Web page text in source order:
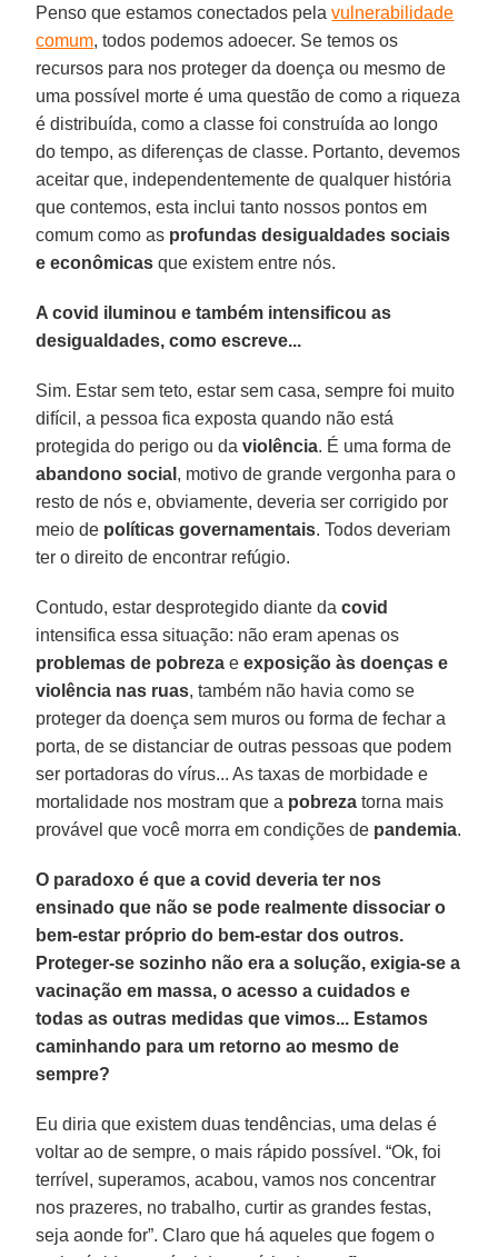
Penso que estamos conectados pelavulnerabilidade
comum, todos podemos adoecer. Se temos os
recursos para nos proteger da doença ou mesmo de
uma possível morte é uma questão de como a riqueza
é distribuída, como a classe foi construída ao longo
do tempo, as diferenças de classe. Portanto, devemos
aceitar que, independentemente de qualquer história
que contemos, esta inclui tanto nossos pontos em
comum como as profundas desigualdades sociais
e econômicas que existem entre nós.
A covid iluminou e também intensificou as
desigualdades, como escreve...
Sim. Estar sem teto, estar sem casa, sempre foi muito
difícil, a pessoa fica exposta quando não está
protegida do perigo ou daviolência. É uma forma de
abandono social , motivo de grande vergonha para o
resto de nós e, obviamente, deveria ser corrigido por
meio de políticas governamentais. Todos deveriam
ter o direito de encontrar refúgio.
Contudo, estar desprotegido diante dacovid
intensifica essa situação: não eram apenas os
problemas de pobreza eexposição às doenças e
violência nas ruas, também não havia como se
proteger da doença sem muros ou forma de fechar a
porta, de se distanciar de outras pessoas que podem
ser portadoras do vírus... As taxas de morbidade e
mortalidade nos mostram que a pobreza torna mais
provável que você morra em condições de pandemia.
O paradoxo é que a covid deveria ter nos
ensinado que não se pode realmente dissociar o
bem-estar próprio do bem-estar dos outros.
Proteger-se sozinho não era a solução, exigia-se a
vacinação em massa, o acesso a cuidados e
todas as outras medidas que vimos... Estamos
caminhando para um retorno ao mesmo de
sempre?
Eu diria que existem duas tendências, uma delas é
voltar ao de sempre, o mais rápido possível. “Ok, foi
terrível, superamos, acabou, vamos nos concentrar
nos prazeres, no trabalho, curtir as grandes festas,
seja aonde for”. Claro que há aqueles que fogem o